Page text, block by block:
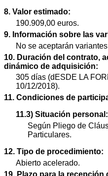
8. Valor estimado:
190.909,00 euros.
9. Información sobre las
No se aceptarán
10. Duración del contrato,
dinámico de adquisición:
305 días (dESDE LA
10/12/2018).
11. Condiciones de
11.3) Situación personal:
Según Pliego de
Particulares.
12. Tipo de procedimiento:
Abierto acelerado.
19. Plazo para la